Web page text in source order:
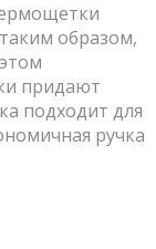
образом,
придают
подходит для
ручка